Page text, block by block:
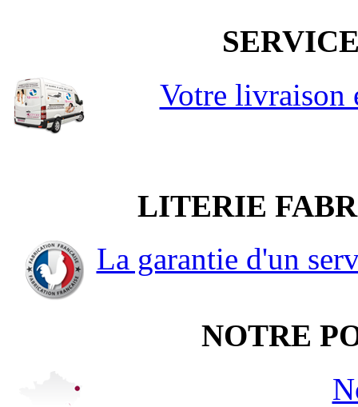
Votre livraison
LITERIE
La garantie d'un
NOTRE